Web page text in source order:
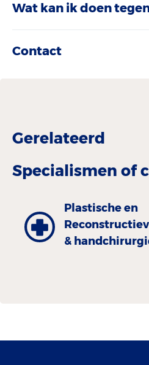
Wat kan ik doen
Contact
Gerelateerd
Specialismen of
Plastische en
&